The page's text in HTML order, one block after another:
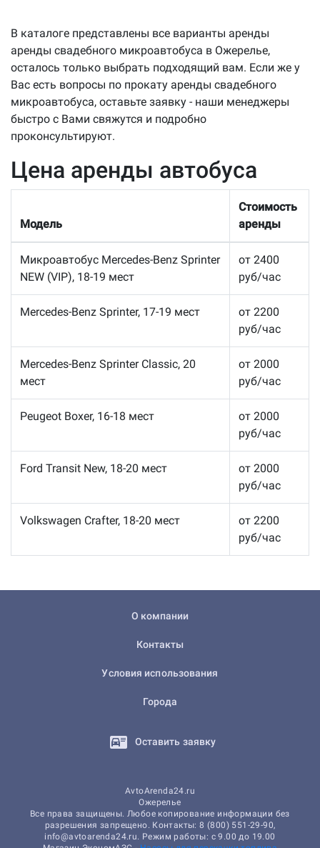
В каталоге представлены все варианты аренды
аренды свадебного микроавтобуса в Ожерелье,
осталось только выбрать подходящий вам. Если же у
Вас есть вопросы по прокату аренды свадебного
микроавтобуса, оставьте заявку - наши менеджеры
быстро с Вами свяжутся и подробно
проконсультируют.
Цена аренды автобуса
Модель
Стоимость
аренды
Микроавтобус Mercedes-Benz Sprinter
NEW (VIP), 18-19 мест
от 2400
руб/час
Mercedes-Benz Sprinter, 17-19 мест
от 2200
руб/час
Mercedes-Benz Sprinter Classic, 20
мест
от 2000
руб/час
Peugeot Boxer, 16-18 мест
от 2000
руб/час
Ford Transit New, 18-20 мест
от 2000
руб/час
Volkswagen Crafter, 18-20 мест
от 2200
руб/час
О компании
Контакты
Условия использования
Города
Оставить заявку
AvtoArenda24.ru
Ожерелье
Все права защищены. Любое копирование информации без
разрешения запрещено. Контакты: 8 (800) 551-29-90,
info@avtoarenda24.ru. Режим работы: с 9.00 до 19.00